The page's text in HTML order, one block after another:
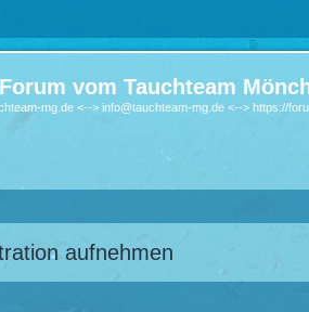
vom Tauchteam
mg.de <--> info@tauchteam-mg.de <--> https://
aufnehmen